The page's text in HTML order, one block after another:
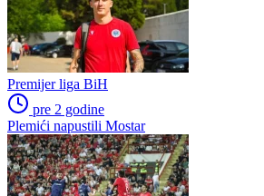
Premijer liga BiH
pre 2 godine
Plemići napustili Mostar